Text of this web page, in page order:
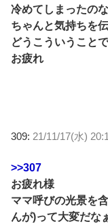
冷めてしまったの
ちゃんと気持ちを
どうこういうこと
お疲れ
309: 21/11/17(水)
>>307
お疲れ様
ママ呼びの光景を
んが)って大変だな